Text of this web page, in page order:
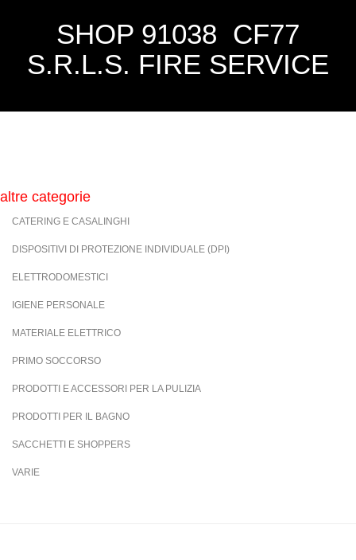
SHOP 91038 CF77
S.R.L.S. FIRE SERVICE
altre categorie
CATERING E CASALINGHI
DISPOSITIVI DI PROTEZIONE INDIVIDUALE (DPI)
ELETTRODOMESTICI
IGIENE PERSONALE
MATERIALE ELETTRICO
PRIMO SOCCORSO
PRODOTTI E ACCESSORI PER LA PULIZIA
PRODOTTI PER IL BAGNO
SACCHETTI E SHOPPERS
VARIE